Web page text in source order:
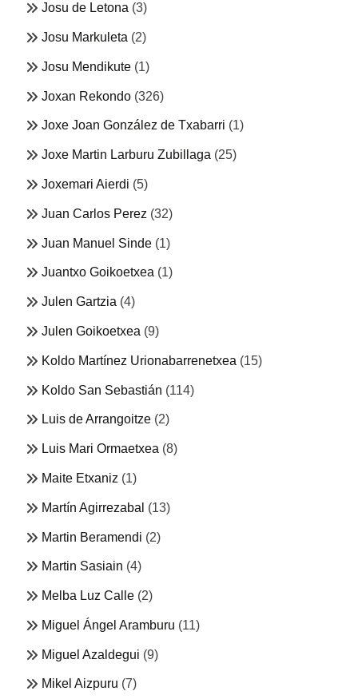
Josu de Letona (3)
Josu Markuleta (2)
Josu Mendikute (1)
Joxan Rekondo (326)
Joxe Joan González de Txabarri (1)
Joxe Martin Larburu Zubillaga (25)
Joxemari Aierdi (5)
Juan Carlos Perez (32)
Juan Manuel Sinde (1)
Juantxo Goikoetxea (1)
Julen Gartzia (4)
Julen Goikoetxea (9)
Koldo Martínez Urionabarrenetxea (15)
Koldo San Sebastián (114)
Luis de Arrangoitze (2)
Luis Mari Ormaetxea (8)
Maite Etxaniz (1)
Martín Agirrezabal (13)
Martin Beramendi (2)
Martin Sasiain (4)
Melba Luz Calle (2)
Miguel Ángel Aramburu (11)
Miguel Azaldegui (9)
Mikel Aizpuru (7)